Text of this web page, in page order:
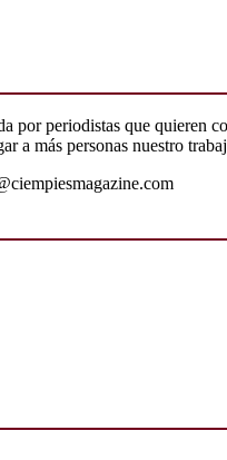
por periodistas que quieren
a más personas nuestro